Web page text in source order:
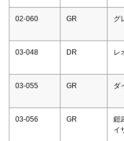
02-060 GR グ
03-048 DR レ
03-055 GR ダ
03-056 GR
鎧
イ